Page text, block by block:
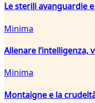
Le sterili avanguardie
Minima
Allenare l’intelligenza,
Minima
Montaigne e la